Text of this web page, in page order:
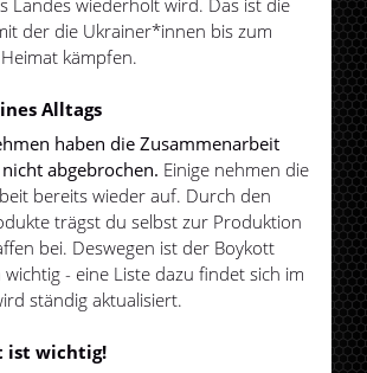
der die Ukrainer*innen bis zum
kämpfen.
Alltags
haben die Zusammenarbeit
abgebrochen. Einige nehmen die
bereits wieder auf. Durch den
trägst du selbst zur Produktion
bei. Deswegen ist der Boykott
wichtig - eine Liste dazu findet sich im
ständig aktualisiert.
ist wichtig!